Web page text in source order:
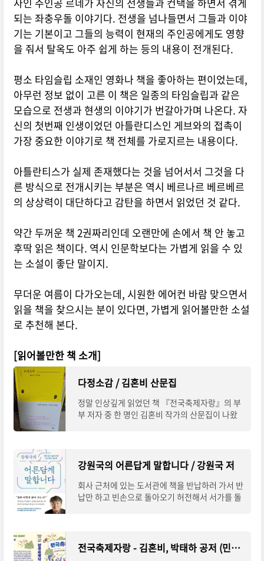
되는 좌충우돌 이야기다. 전생을 넘나들면서 그들과 이야
기는 기본이고 그들의 능력이 현재의 주인공에게도 영향
을 줘서 탈옥도 아주 쉽게 하는 등의 내용이 전개된다.
평소 타임슬립 소재인 영화나 책을 좋아하는 편이었는데,
아무런 정보 없이 고른 이 책은 일종의 타임슬립과 같은
모습으로 전생과 현생의 이야기가 번갈아가며 나온다. 자
신의 첫번째 인생이었던 아틀란디스인 게브와의 접촉이
가장 중요한 이야기로 책 전체를 가로지르는 내용이다.
아틀란티스가 실제 존재했다는 것을 넘어서서 그것을 다
른 방식으로 전개시키는 부분은 역시 베르나르 베르베르
의 상상력이 대단하다고 감탄을 하면서 읽었던 것 같다.
약간 두꺼운 책 2권짜리인데 오랜만에 손에서 책 안 놓고
후딱 읽은 책이다. 역시 인문학보다는 가볍게 읽을 수 있
는 소설이 좋단 말이지.
무더운 여름이 다가오는데, 시원한 에어컨 바람 맞으면서
읽을 책을 찾으시는 분이 있다면, 가볍게 읽어볼만한 소설
로 추천해 본다.
[읽어볼만한 책 소개]
다정소감 / 김혼비 산문집
정말 인상깊게 읽었던 책 『전국축제자랑』의 부
부 저자 중 한 명인 김혼비 작가의 산문집이 나왔
강원국의 어른답게 말합니다 / 강원국 저
회사 근처에 있는 도서관에 책을 반납하러 가서 반
납만 하고 빈손으로 돌아오기 허전해서 서가를 돌
전국축제자랑 - 김혼비, 박태하 공저 (민음사)